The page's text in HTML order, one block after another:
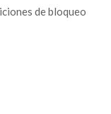
de bloqueo